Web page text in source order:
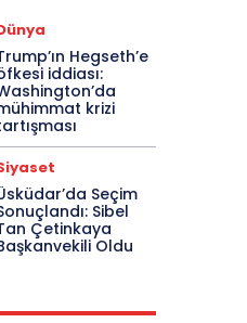
Hegseth’e
iddiası:
krizi
Seçim
Sibel
Çetinkaya
Oldu